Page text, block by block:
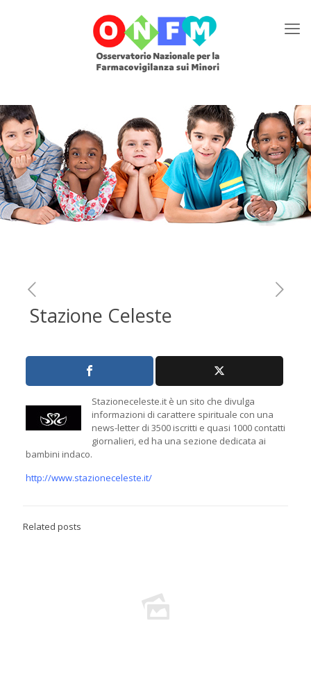
Stazione Celeste
Stazioneceleste.it è un sito che divulga
informazioni di carattere spirituale con una
news-letter di 3500 iscritti e quasi 1000 contatti
giornalieri, ed ha una sezione dedicata ai
bambini indaco.
http://www.stazioneceleste.it/
Related posts